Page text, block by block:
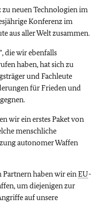
neuen Technologien im
Konferenz im
aus aller Welt zusammen.
, die wir ebenfalls
haben, hat sich zu
und Fachleute
für Frieden und
wir ein erstes Paket von
menschliche
autonomer Waffen
haben wir einEU-
um diejenigen zur
auf unsere